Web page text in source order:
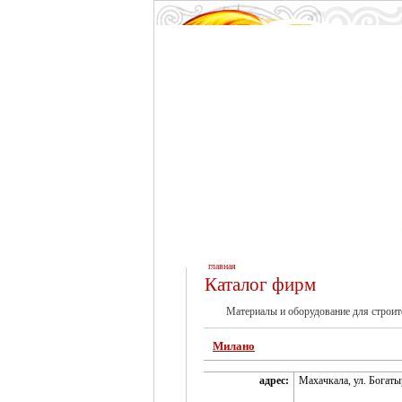
главная
Каталог фирм
Материалы и оборудование для
Милано
адрес: Махачкала, ул.